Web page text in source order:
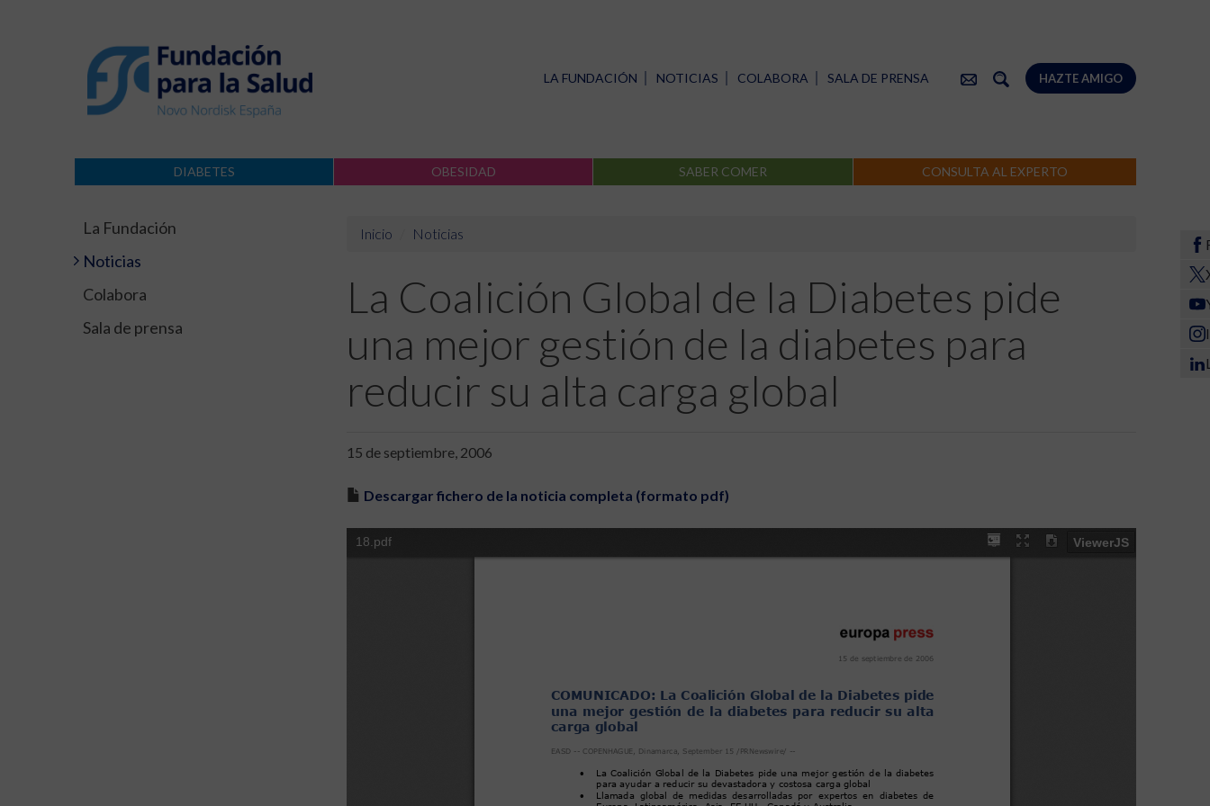
HAZTE AMIGO
LA FUNDACIÓN NOTICIAS COLABORA SALA DE PRENSA
DIABETES OBESIDAD SABER COMER CONSULTA AL EXPERTO
La Fundación
Noticias
Colabora
Sala de prensa
Inicio Noticias
La Coalición Global de la Diabetes pide
una mejor gestión de la diabetes para
reducir su alta carga global
15 de septiembre, 2006
Descargar fichero de la noticia completa (formato pdf)